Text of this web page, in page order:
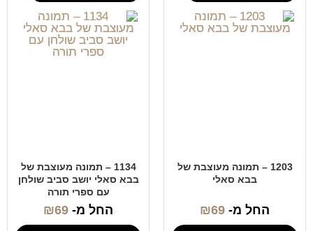
1203 – תמונה מעוצבת של
בבא סאלי
החל מ- ₪69
1134 – תמונה מעוצבת של
בבא סאלי יושב סביב שולחן
עם ספרי תורה
החל מ- ₪69